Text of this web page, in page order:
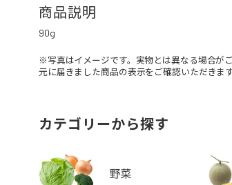
商品説明
90g
※写真はイメージです。実物とは異なる場合が
元に届きました商品の表示をご確認いただきま
カテゴリーから探す